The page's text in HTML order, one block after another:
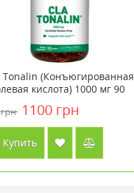
Tonalin (Конъюгированная
кислота) 1000 мг 90
1100 грн
Купить